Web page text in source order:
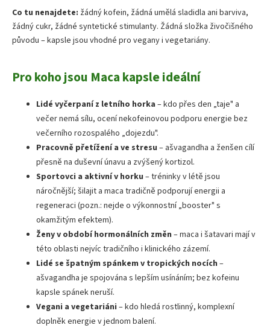
Co tu nenajdete: žádný kofein, žádná umělá sladidla ani barviva,
žádný cukr, žádné syntetické stimulanty. Žádná složka živočišného
původu – kapsle jsou vhodné pro vegany i vegetariány.
Pro koho jsou Maca kapsle ideální
Lidé vyčerpaní z letního horka – kdo přes den „taje" a
večer nemá sílu, ocení nekofeinovou podporu energie bez
večerního rozospalého „dojezdu".
Pracovně přetížení a ve stresu – ašvagandha a ženšen cílí
přesně na duševní únavu a zvýšený kortizol.
Sportovci a aktivní v horku – tréninky v létě jsou
náročnější; šilajit a maca tradičně podporují energii a
regeneraci (pozn.: nejde o výkonnostní „booster" s
okamžitým efektem).
Ženy v období hormonálních změn – maca i šatavari mají v
této oblasti nejvíc tradičního i klinického zázemí.
Lidé se špatným spánkem v tropických nocích –
ašvagandha je spojována s lepším usínáním; bez kofeinu
kapsle spánek neruší.
Vegani a vegetariáni – kdo hledá rostlinný, komplexní
doplněk energie v jednom balení.